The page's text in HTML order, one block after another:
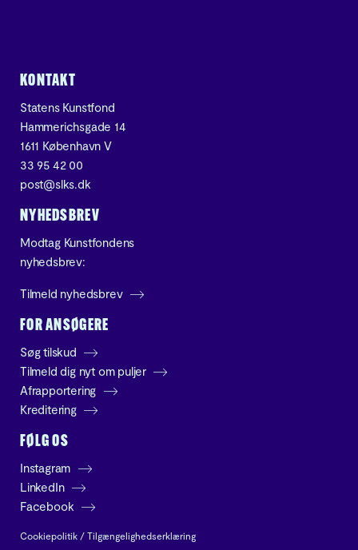
KONTAKT
Statens Kunstfond
Hammerichsgade 14
1611 København V
33 95 42 00
post@slks.dk
NYHEDSBREV
Modtag Kunstfondens
nyhedsbrev:
Tilmeld nyhedsbrev
FOR ANSØGERE
Søg tilskud
Tilmeld dig nyt om puljer
Afrapportering
Kreditering
FØLG OS
Instagram
LinkedIn
Facebook
Cookiepolitik / Tilgængelighedserklæring